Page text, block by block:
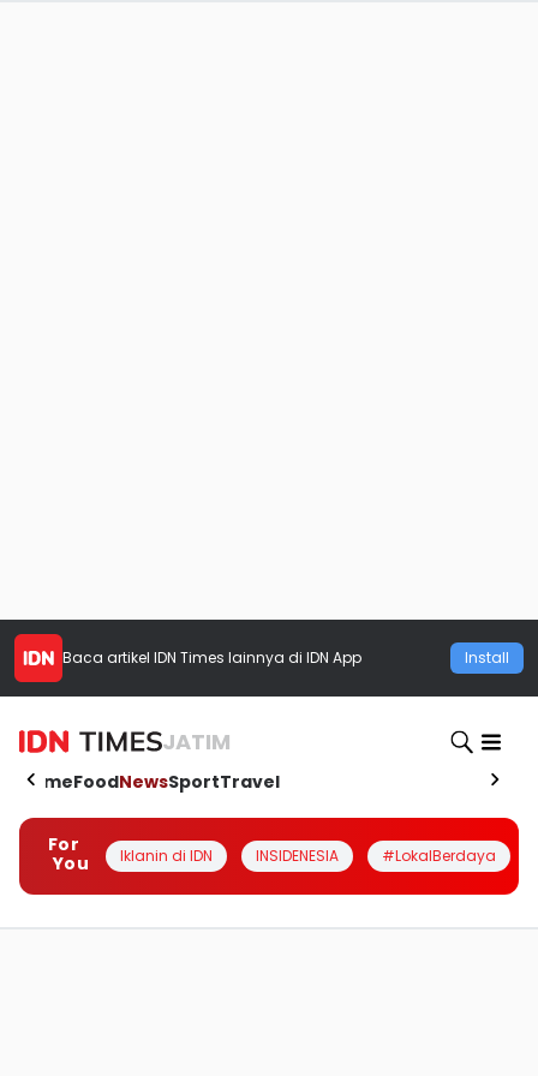
Baca artikel IDN Times lainnya di IDN App Install
JATIM
HomeFoodNewsSportTravel
For
You
Iklanin di IDN INSIDENESIA #LokalBerdaya